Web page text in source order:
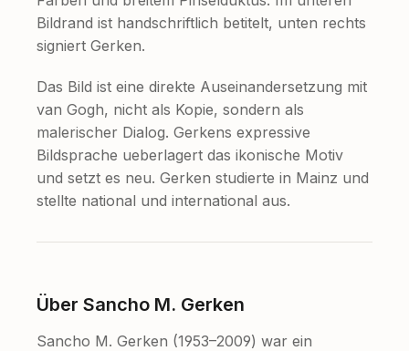
Bildrand ist handschriftlich betitelt, unten rechts
signiert Gerken.
Das Bild ist eine direkte Auseinandersetzung mit
van Gogh, nicht als Kopie, sondern als
malerischer Dialog. Gerkens expressive
Bildsprache ueberlagert das ikonische Motiv
und setzt es neu. Gerken studierte in Mainz und
stellte national und international aus.
Über Sancho M. Gerken
Sancho M. Gerken (1953–2009) war ein